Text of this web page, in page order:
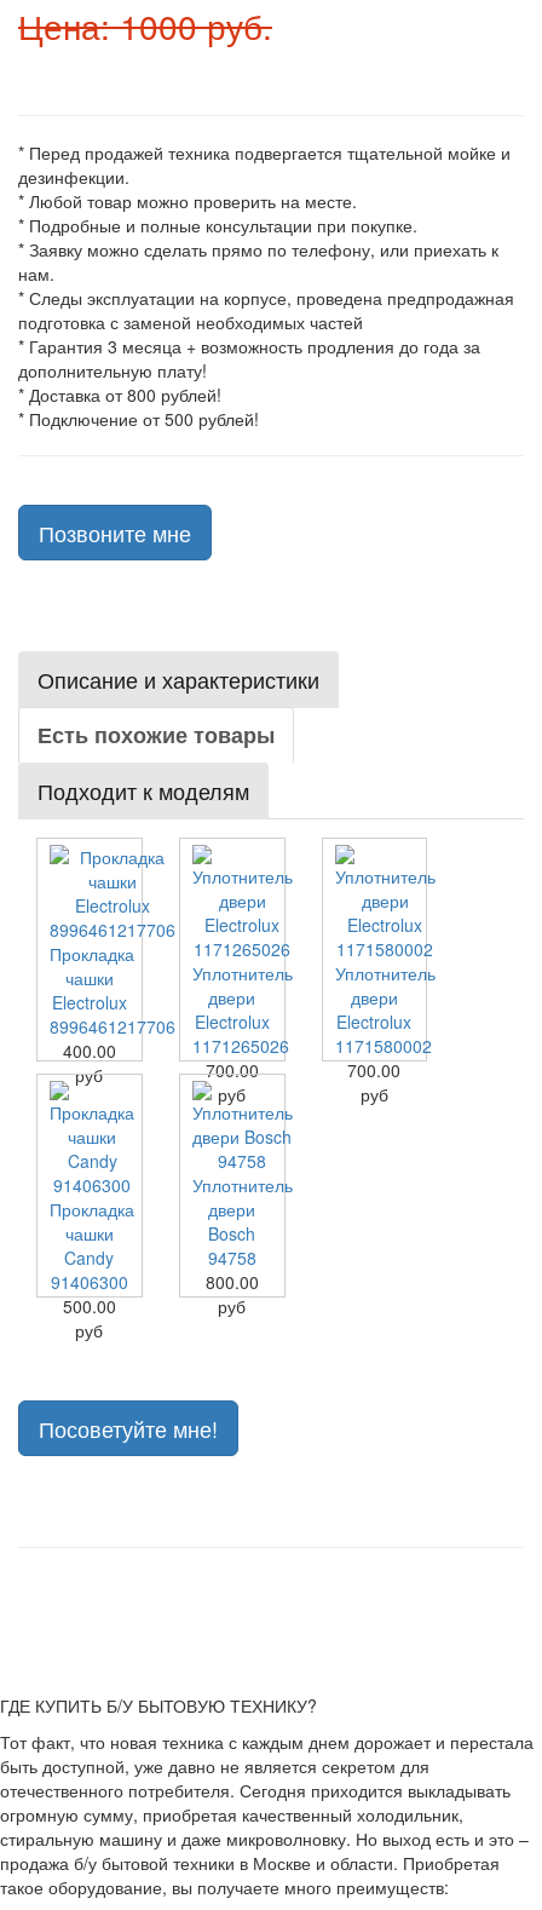
Цена: 1000 руб.
* Перед продажей техника подвергается тщательной мойке и
дезинфекции.
* Любой товар можно проверить на месте.
* Подробные и полные консультации при покупке.
* Заявку можно сделать прямо по телефону, или приехать к
нам.
* Следы эксплуатации на корпусе, проведена предпродажная
подготовка с заменой необходимых частей
* Гарантия 3 месяца + возможность продления до года за
дополнительную плату!
* Доставка от 800 рублей!
* Подключение от 500 рублей!
Позвоните мне
Описание и характеристики
Есть похожие товары
Подходит к моделям
Прокладка
чашки
Electrolux
8996461217706
400.00
руб
Уплотнитель
двери
Electrolux
1171265026
700.00
руб
Уплотнитель
двери
Electrolux
1171580002
700.00
руб
Прокладка
чашки
Candy
91406300
500.00
руб
Уплотнитель
двери
Bosch
94758
800.00
руб
Посоветуйте мне!
ГДЕ КУПИТЬ Б/У БЫТОВУЮ ТЕХНИКУ?
Тот факт, что новая техника с каждым днем дорожает и перестала
быть доступной, уже давно не является секретом для
отечественного потребителя. Сегодня приходится выкладывать
огромную сумму, приобретая качественный холодильник,
стиральную машину и даже микроволновку. Но выход есть и это –
продажа б/у бытовой техники в Москве и области. Приобретая
такое оборудование, вы получаете много преимуществ: